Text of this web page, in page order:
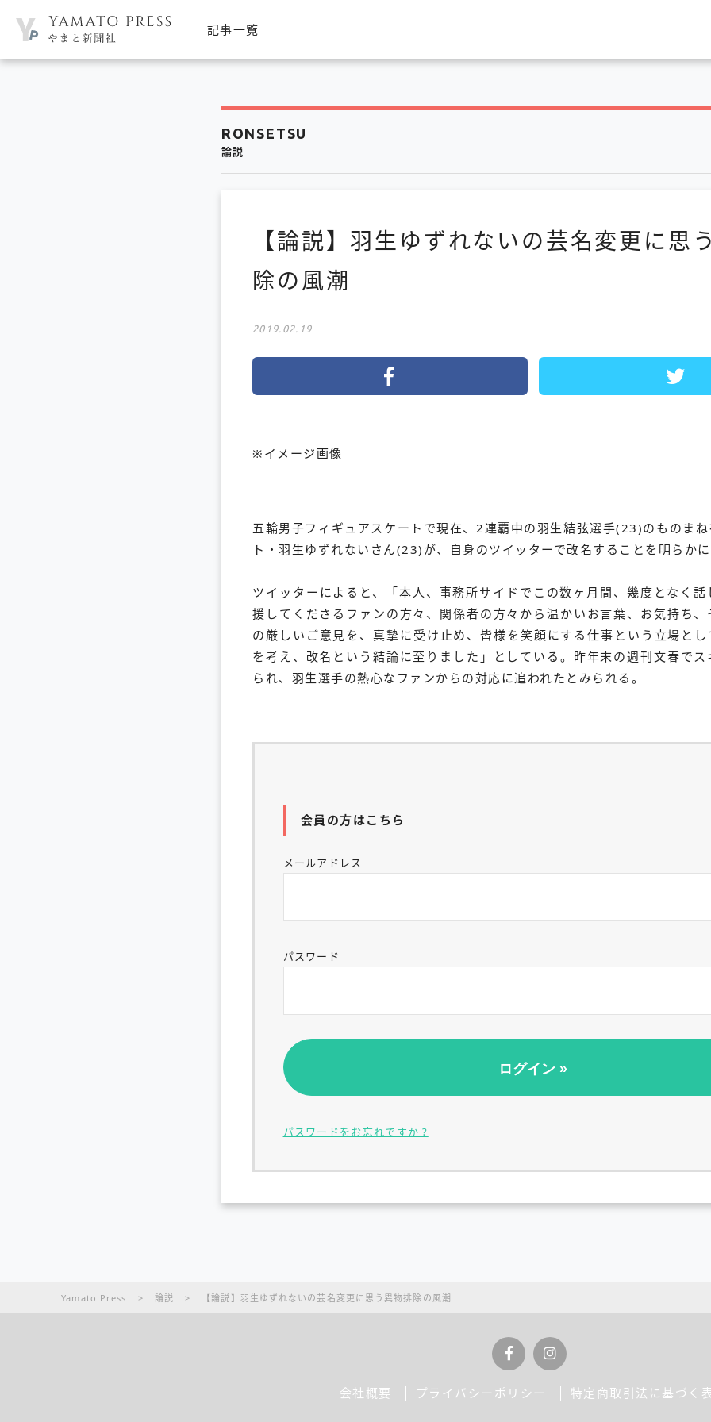
記事一覧
RONSETSU
論説
【論説】羽生ゆずれないの芸名変更に思
除の風潮
2019.02.19
※イメージ画像
五輪男子フィギュアスケートで現在、2連覇中の羽生結弦選手(23)のものま
ト・羽生ゆずれないさん(23)が、自身のツイッターで改名することを明らか
ツイッターによると、「本人、事務所サイドでこの数ヶ月間、幾度となく
援してくださるファンの方々、関係者の方々から温かいお言葉、お気持ち
の厳しいご意見を、真摯に受け止め、皆様を笑顔にする仕事という立場と
を考え、改名という結論に至りました」としている。昨年末の週刊文春で
られ、羽生選手の熱心なファンからの対応に追われたとみられる。
会員の方はこちら
メールアドレス
パスワード
パスワードをお忘れですか ?
Yamato Press > 論説 > 【論説】羽生ゆずれないの芸名変更に思う異物排除の風潮
会社概要 プライバシーポリシー 特定商取引法に基づく